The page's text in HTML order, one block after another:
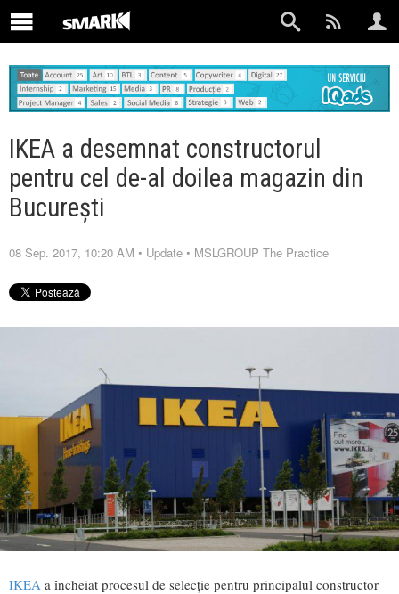
IKEA a desemnat constructorul
pentru cel de-al doilea magazin din
București
08 Sep. 2017, 10:20 AM • Update • MSLGROUP The Practice
IKEA a încheiat procesul de selecție pentru principalul constructor